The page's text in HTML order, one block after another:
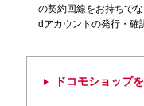
の契約回線をお持ちで
dアカウントの発行・確
ドコモショップ